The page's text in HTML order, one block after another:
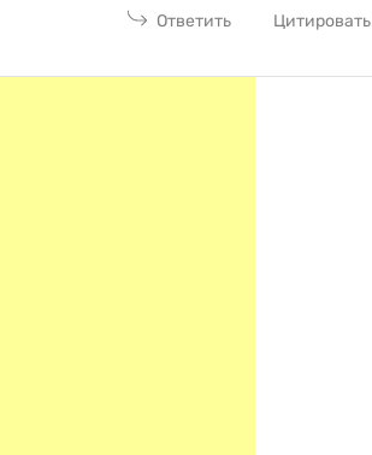
Ответить Цитировать